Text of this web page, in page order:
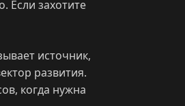
Если захотите
источник,
развития.
когда нужна